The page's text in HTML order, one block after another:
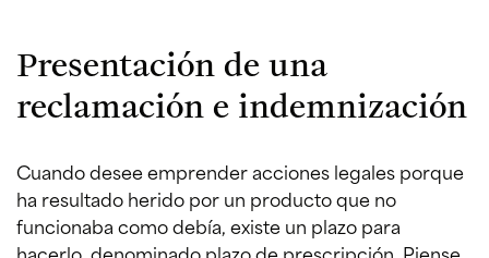
Presentación de una
reclamación e indemnización
Cuando desee emprender acciones legales porque
ha resultado herido por un producto que no
funcionaba como debía, existe un plazo para